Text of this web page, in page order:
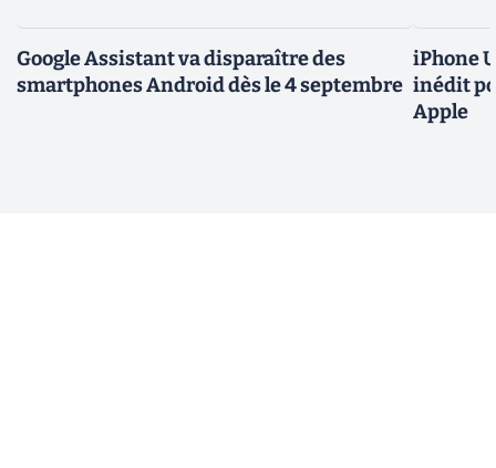
Google Assistant va disparaître des
smartphones Android dès le 4 septembre
iPhone
inédit
Apple